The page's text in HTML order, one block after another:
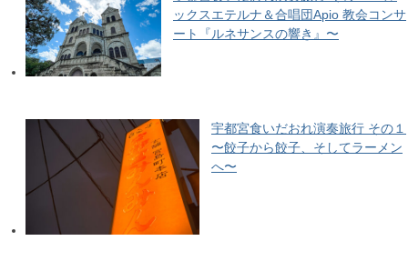
ックスエテルナ＆合唱団Apio 教会コンサ
ート『ルネサンスの響き』〜
宇都宮食いだおれ演奏旅行 その１
〜餃子から餃子、そしてラーメン
へ〜